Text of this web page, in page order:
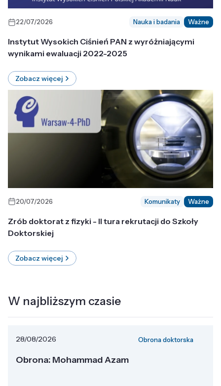
22/07/2026 Nauka i badania Ważne
Instytut Wysokich Ciśnień PAN z wyróżniającymi
wynikami ewaluacji 2022-2025
Zobacz więcej
20/07/2026 Komunikaty Ważne
Zrób doktorat z fizyki - II tura rekrutacji do Szkoły
Doktorskiej
Zobacz więcej
W najbliższym czasie
28/08/2026 Obrona doktorska
Obrona: Mohammad Azam